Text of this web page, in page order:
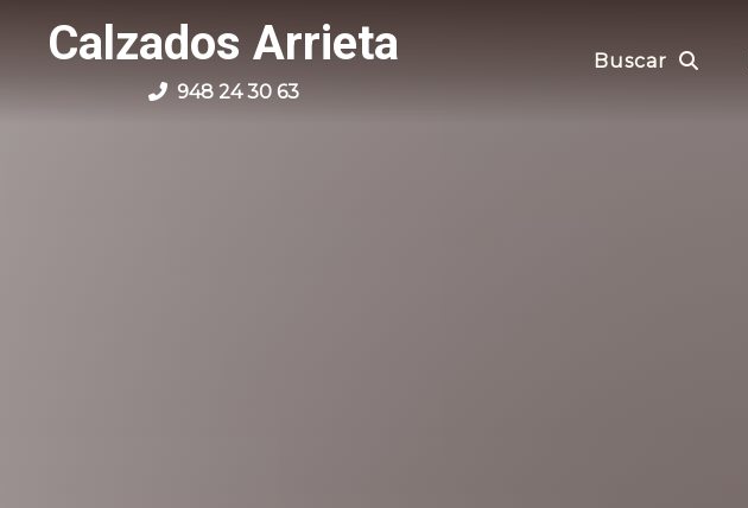
Calzados Arrieta
948 24 30 63
Buscar